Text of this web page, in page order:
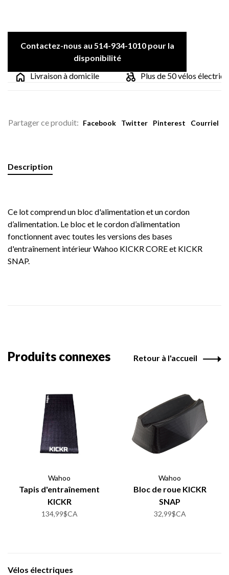
Contactez-nous au 514-934-1010 pour la
disponibilité
Livraison à domicile
Plus de 50 vélos
Partager ce produit: Facebook Twitter Pinterest Courriel
Description
Ce lot comprend un bloc d'alimentation et un cordon
d’alimentation. Le bloc et le cordon d’alimentation
fonctionnent avec toutes les versions des bases
d'entraînement intérieur Wahoo KICKR CORE et KICKR
SNAP.
Produits connexes Retour à l'accueil
Wahoo
Tapis d'entraînement
KICKR
134,99$CA
Wahoo
Bloc de roue KICKR
SNAP
32,99$CA
Vélos électriques